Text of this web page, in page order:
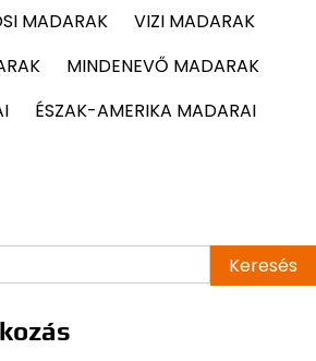
MADARAK
VIZI MADARAK
MINDENEVŐ MADARAK
ÉSZAK-AMERIKA MADARAI